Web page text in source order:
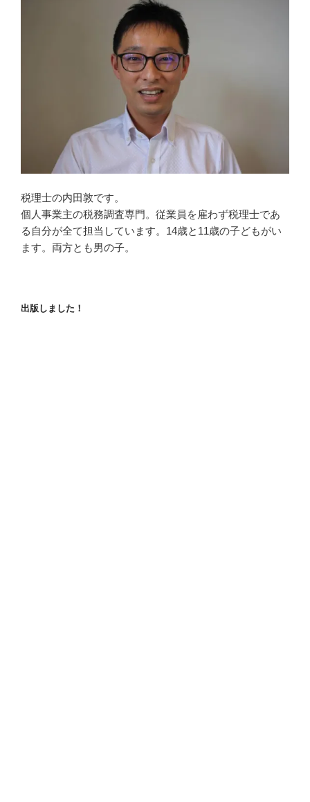
税理士の内田敦です。
個人事業主の税務調査専門。従業員を雇わず税理士であ
る自分が全て担当しています。14歳と11歳の子どもがい
ます。両方とも男の子。
出版しました！